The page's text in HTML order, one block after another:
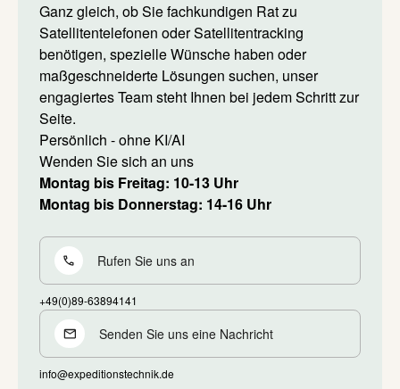
Ganz gleich, ob Sie fachkundigen Rat zu
Satellitentelefonen oder Satellitentracking
benötigen, spezielle Wünsche haben oder
maßgeschneiderte Lösungen suchen, unser
engagiertes Team steht Ihnen bei jedem Schritt zur
Seite.
Persönlich - ohne KI/AI
Wenden Sie sich an uns
Montag bis Freitag: 10-13 Uhr
Montag bis Donnerstag: 14-16 Uhr
Rufen Sie uns an
+49(0)89-63894141
Senden Sie uns eine Nachricht
info@expeditionstechnik.de